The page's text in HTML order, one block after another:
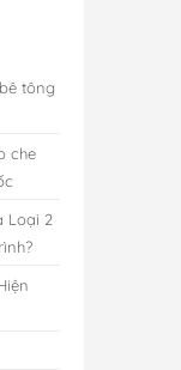
tông
che
Loại 2